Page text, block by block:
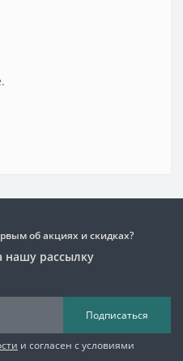
об акциях и скидках?
нашу рассылку
Подписаться
и согласен с условиями